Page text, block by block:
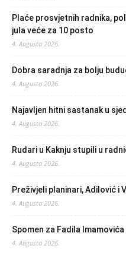
Plaće prosvjetnih radnika,
jula veće za 10 posto
4. Augusta 2026.
Dobra saradnja za bolju
4. Augusta 2026.
Najavljen hitni sastanak u
4. Augusta 2026.
Rudari u Kaknju stupili u
4. Augusta 2026.
Preživjeli planinari, Adilović i
4. Augusta 2026.
Spomen za Fadila Imamovića
4. Augusta 2026.